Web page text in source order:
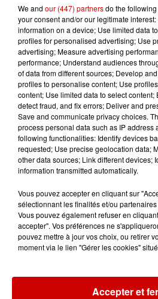
Gagnez vos
Musée du
Mans !
Alouette
Futuroscope
Le Duel -
en jet ski !
We and our (447) partnersdo the
your consent and/or our legitimate
information on a device; Use limited data
profiles for personalised advertising; Use
advertising; Measure advertising
performance; Understand audiences
of data from different sources; Develop
profiles to personalise content; Use
content; Use limited data to select content;
detect fraud, and fix errors; Deliver and
Save and communicate privacy choices.
process personal data such as IP address
following functionalities: Identify devices
requested; Use precise geolocation data;
other data sources; Link different devices;
information transmitted automatically.
Vous pouvez accepter en cliquant sur
sélectionnant les finalités et/ou
Vous pouvez également refuser en
accepter". Vos préférences ne
pouvez mettre à jour vos choix, ou retirer
moment via le lien "Gérer les cookies"
Accepter et